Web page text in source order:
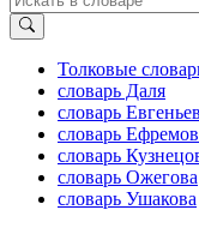
Толковые
словарь Даля
словарь
словарь
словарь
словарь Ожегова
словарь Ушакова